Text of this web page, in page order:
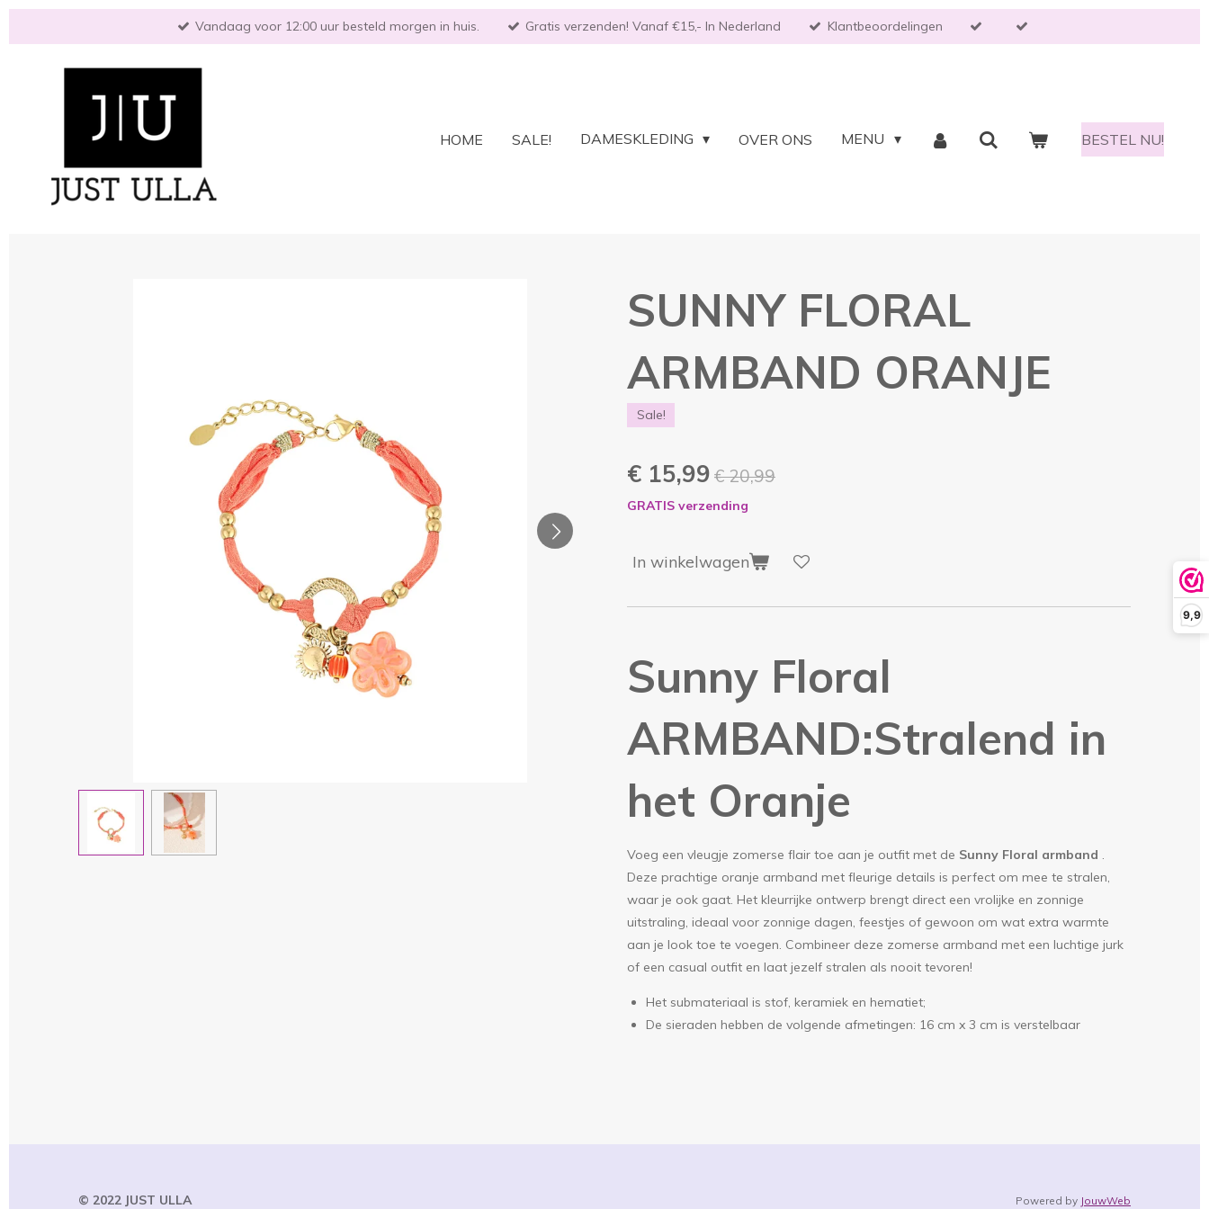
9,9
direct
Vandaag voor 12:00 uur besteld morgen in huis. Gratis verzenden! Vanaf €15,- In Nederland Klantbeoordelingen
HOME SALE! DAMESKLEDING OVER ONS MENU BESTEL NU!
SUNNY FLORAL
ARMBAND ORANJE
Sale!
€ 15,99 € 20,99
GRATIS verzending
In winkelwagen
Sunny Floral
ARMBAND:Stralend in
het Oranje
Voeg een vleugje zomerse flair toe aan je outfit met de Sunny Floral armband .
Deze prachtige oranje armband met fleurige details is perfect om mee te stralen,
waar je ook gaat. Het kleurrijke ontwerp brengt direct een vrolijke en zonnige
uitstraling, ideaal voor zonnige dagen, feestjes of gewoon om wat extra warmte
aan je look toe te voegen. Combineer deze zomerse armband met een luchtige jurk
of een casual outfit en laat jezelf stralen als nooit tevoren!
Het submateriaal is stof, keramiek en hematiet;
De sieraden hebben de volgende afmetingen: 16 cm x 3 cm is verstelbaar
© 2022 JUST ULLA Powered by JouwWeb